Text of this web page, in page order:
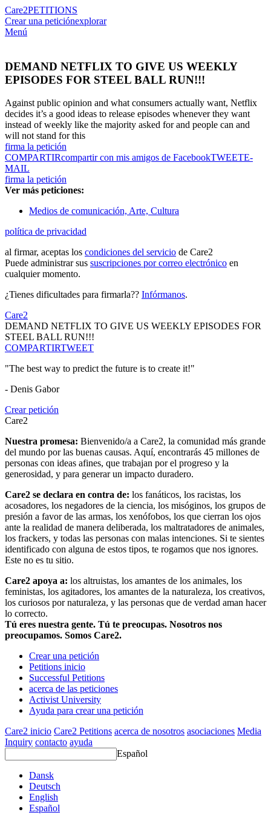
Care2PETITIONS
Crear una peticiónexplorar
Menú
DEMAND NETFLIX TO GIVE US WEEKLY
EPISODES FOR STEEL BALL RUN!!!
Against public opinion and what consumers actually want, Netflix
decides it’s a good ideas to release episodes whenever they want
instead of weekly like the majority asked for and people can and
will not stand for this
firma la petición
COMPARTIRcompartir con mis amigos de FacebookTWEETE-
MAIL
firma la petición
Ver más peticiones:
Medios de comunicación, Arte, Cultura
política de privacidad
al firmar, aceptas los condiciones del servicio de Care2
Puede administrar sus suscripciones por correo electrónico en
cualquier momento.
¿Tienes dificultades para firmarla?? Infórmanos.
Care2
DEMAND NETFLIX TO GIVE US WEEKLY EPISODES FOR
STEEL BALL RUN!!!
COMPARTIRTWEET
"The best way to predict the future is to create it!"
- Denis Gabor
Crear petición
Care2
Nuestra promesa: Bienvenido/a a Care2, la comunidad más grande
del mundo por las buenas causas. Aquí, encontrarás 45 millones de
personas con ideas afines, que trabajan por el progreso y la
generosidad, y para generar un impacto duradero.
Care2 se declara en contra de: los fanáticos, los racistas, los
acosadores, los negadores de la ciencia, los misóginos, los grupos de
presión a favor de las armas, los xenófobos, los que cierran los ojos
ante la realidad de manera deliberada, los maltratadores de animales,
los frackers, y todas las personas con malas intenciones. Si te sientes
identificado con alguna de estos tipos, te rogamos que nos ignores.
Este no es tu sitio.
Care2 apoya a: los altruistas, los amantes de los animales, los
feministas, los agitadores, los amantes de la naturaleza, los creativos,
los curiosos por naturaleza, y las personas que de verdad aman hacer
lo correcto.
Tú eres nuestra gente. Tú te preocupas. Nosotros nos
preocupamos. Somos Care2.
Crear una petición
Petitions inicio
Successful Petitions
acerca de las peticiones
Activist University
Ayuda para crear una petición
Care2 inicio Care2 Petitions acerca de nosotros asociaciones Media
Inquiry contacto ayuda
Español
Dansk
Deutsch
English
Español